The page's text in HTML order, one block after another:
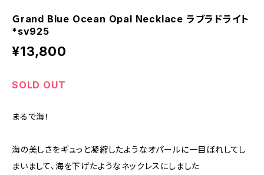
Ｇrand Blue Ocean Opal Necklace ラブラドライト
*sv925
¥13,800
SOLD OUT
まるで海！
海の美しさをギュっと凝縮したようなオパールに一目ぼれしてし
まいまして、海を下げたようなネックレスにしました